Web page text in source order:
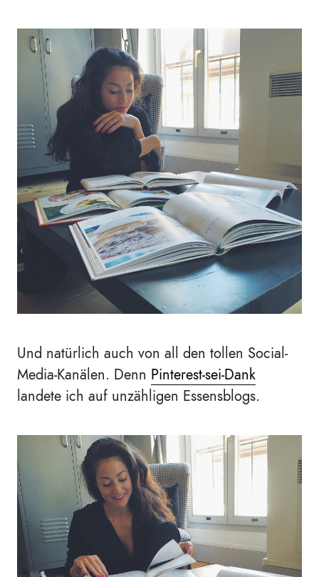
Und natürlich auch von all den tollen Social-
Media-Kanälen. Denn Pinterest-sei-Dank
landete ich auf unzähligen Essensblogs.